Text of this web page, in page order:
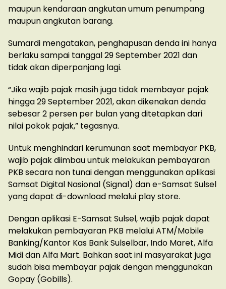
maupun kendaraan angkutan umum penumpang
maupun angkutan barang.
Sumardi mengatakan, penghapusan denda ini hanya
berlaku sampai tanggal 29 September 2021 dan
tidak akan diperpanjang lagi.
“Jika wajib pajak masih juga tidak membayar pajak
hingga 29 September 2021, akan dikenakan denda
sebesar 2 persen per bulan yang ditetapkan dari
nilai pokok pajak,” tegasnya.
Untuk menghindari kerumunan saat membayar PKB,
wajib pajak diimbau untuk melakukan pembayaran
PKB secara non tunai dengan menggunakan aplikasi
Samsat Digital Nasional (Signal) dan e-Samsat Sulsel
yang dapat di-download melalui play store.
Dengan aplikasi E-Samsat Sulsel, wajib pajak dapat
melakukan pembayaran PKB melalui ATM/Mobile
Banking/Kantor Kas Bank Sulselbar, Indo Maret, Alfa
Midi dan Alfa Mart. Bahkan saat ini masyarakat juga
sudah bisa membayar pajak dengan menggunakan
Gopay (Gobills).